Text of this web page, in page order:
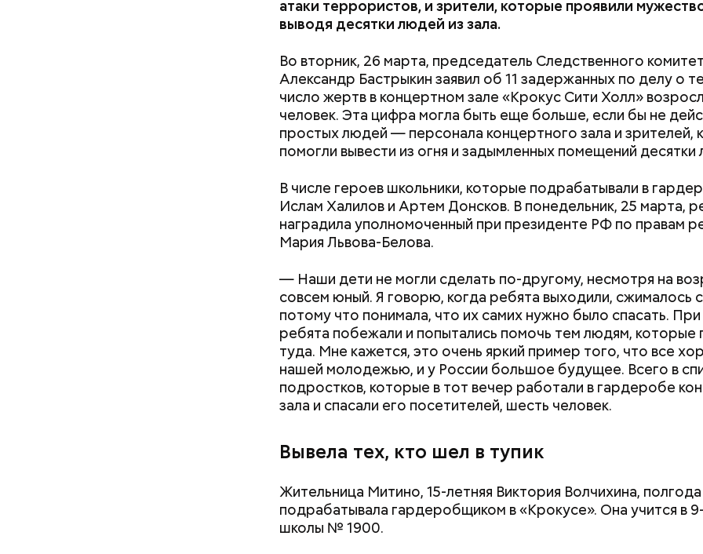
атаки террористов, и зрители, которые проявили
выводя десятки людей из зала.
Во вторник, 26 марта, председатель Следственного
Александр Бастрыкин заявил об 11 задержанных по делу о
число жертв в концертном зале «Крокус Сити Холл»
человек. Эта цифра могла быть еще больше, если бы не
простых людей — персонала концертного зала и зрителей,
помогли вывести из огня и задымленных помещений
В числе героев школьники, которые подрабатывали в
Ислам Халилов и Артем Донсков. В понедельник, 25 марта,
наградила уполномоченный при президенте РФ по правам
Мария Львова-Белова.
— Наши дети не могли сделать по-другому, несмотря на
совсем юный. Я говорю, когда ребята выходили, сжималось
потому что понимала, что их самих нужно было спасать.
ребята побежали и попытались помочь тем людям, которые
туда. Мне кажется, это очень яркий пример того, что все
нашей молодежью, и у России большое будущее. Всего в
подростков, которые в тот вечер работали в гардеробе
зала и спасали его посетителей, шесть человек.
Вывела тех, кто шел в тупик
Жительница Митино, 15-летняя Виктория Волчихина, полгода
подрабатывала гардеробщиком в «Крокусе». Она учится в
школы № 1900.
мать и сын погибли при
падении из окна в Раменском
японский
лишний вес